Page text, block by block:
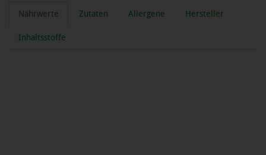
Nährwerte Zutaten Allergene Hersteller
Inhaltsstoffe